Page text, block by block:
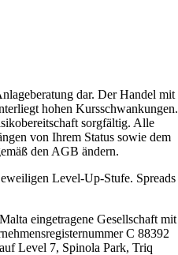
dar. Der Handel mit
hohen Kursschwankungen.
sorgfältig. Alle
von Ihrem Status sowie dem
den AGB ändern.
Level-Up-Stufe. Spreads
eingetragene Gesellschaft mit
C 88392
Level 7, Spinola Park, Triq